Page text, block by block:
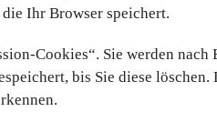
Ihr Browser speichert.
Cookies“. Sie werden nach
bis Sie diese löschen.